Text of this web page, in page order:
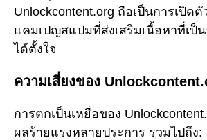
Unlockcontent.org ถือเป็นการเปิดตั
แคมเปญสแปมที่ส่งเสริมเนื้อหาที่เป็
ได้ตั้งใจ
ความเสี่ยงของ
การตกเป็นเหยื่อของ
ผลร้ายแรงหลายประการ รวมไปถึง: